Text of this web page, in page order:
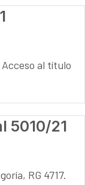
al título
5010/21
RG 4717.